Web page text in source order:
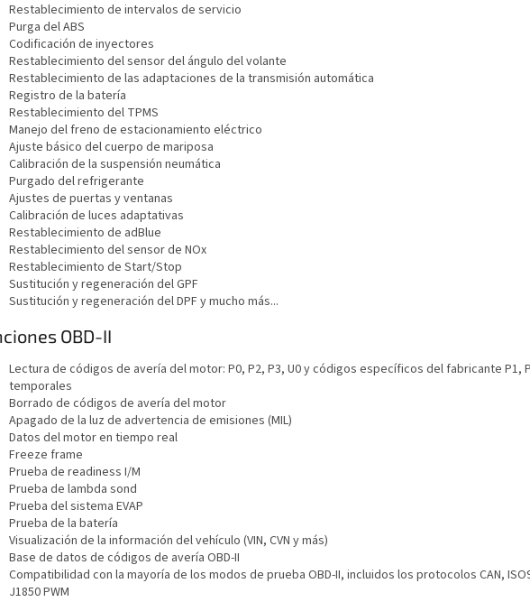
Restablecimiento de intervalos de servicio
Purga del ABS
Codificación de inyectores
Restablecimiento del sensor del ángulo del volante
Restablecimiento de las adaptaciones de la transmisión automática
Registro de la batería
Restablecimiento del TPMS
Manejo del freno de estacionamiento eléctrico
Ajuste básico del cuerpo de mariposa
Calibración de la suspensión neumática
Purgado del refrigerante
Ajustes de puertas y ventanas
Calibración de luces adaptativas
Restablecimiento de adBlue
Restablecimiento del sensor de NOx
Restablecimiento de Start/Stop
Sustitución y regeneración del GPF
Sustitución y regeneración del DPF y mucho más...
OBD-II
Lectura de códigos de avería del motor: P0, P2, P3, U0 y códigos específicos del fabricante P1,
temporales
Borrado de códigos de avería del motor
Apagado de la luz de advertencia de emisiones (MIL)
Datos del motor en tiempo real
Freeze frame
Prueba de readiness I/M
Prueba de lambda sond
Prueba del sistema EVAP
Prueba de la batería
Visualización de la información del vehículo (VIN, CVN y más)
Base de datos de códigos de avería OBD-II
Compatibilidad con la mayoría de los modos de prueba OBD-II, incluidos los protocolos CAN,
J1850 PWM